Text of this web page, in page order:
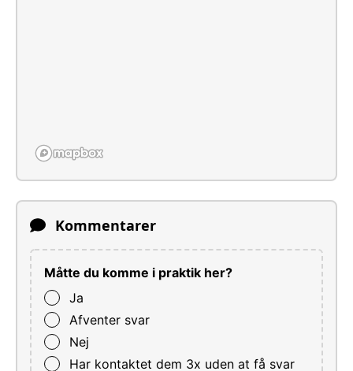
Kommentarer
Måtte du komme i praktik her?
Ja
Afventer svar
Nej
Har kontaktet dem 3x uden at få svar